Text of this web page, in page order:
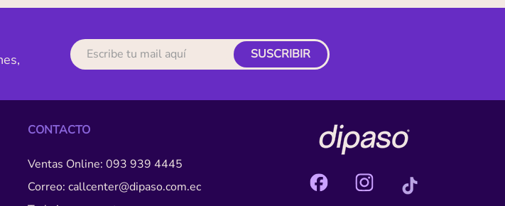
SUSCRIBIR
CONTACTO
Ventas Online: 093 939 4445
Correo: callcenter@dipaso.com.ec